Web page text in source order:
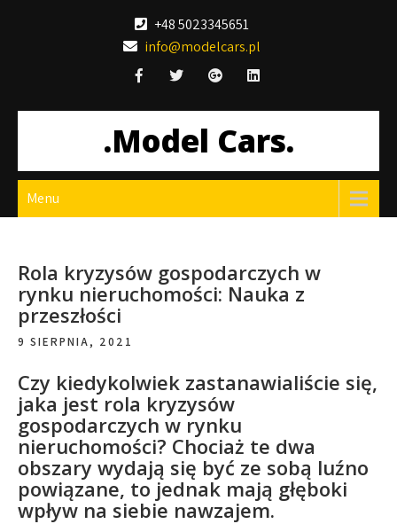
+48 5023345651
info@modelcars.pl
.Model Cars.
Menu
Rola kryzysów gospodarczych w
rynku nieruchomości: Nauka z
przeszłości
9 SIERPNIA, 2021
Czy kiedykolwiek zastanawialiście się,
jaka jest rola kryzysów
gospodarczych w rynku
nieruchomości? Chociaż te dwa
obszary wydają się być ze sobą luźno
powiązane, to jednak mają głęboki
wpływ na siebie nawzajem.